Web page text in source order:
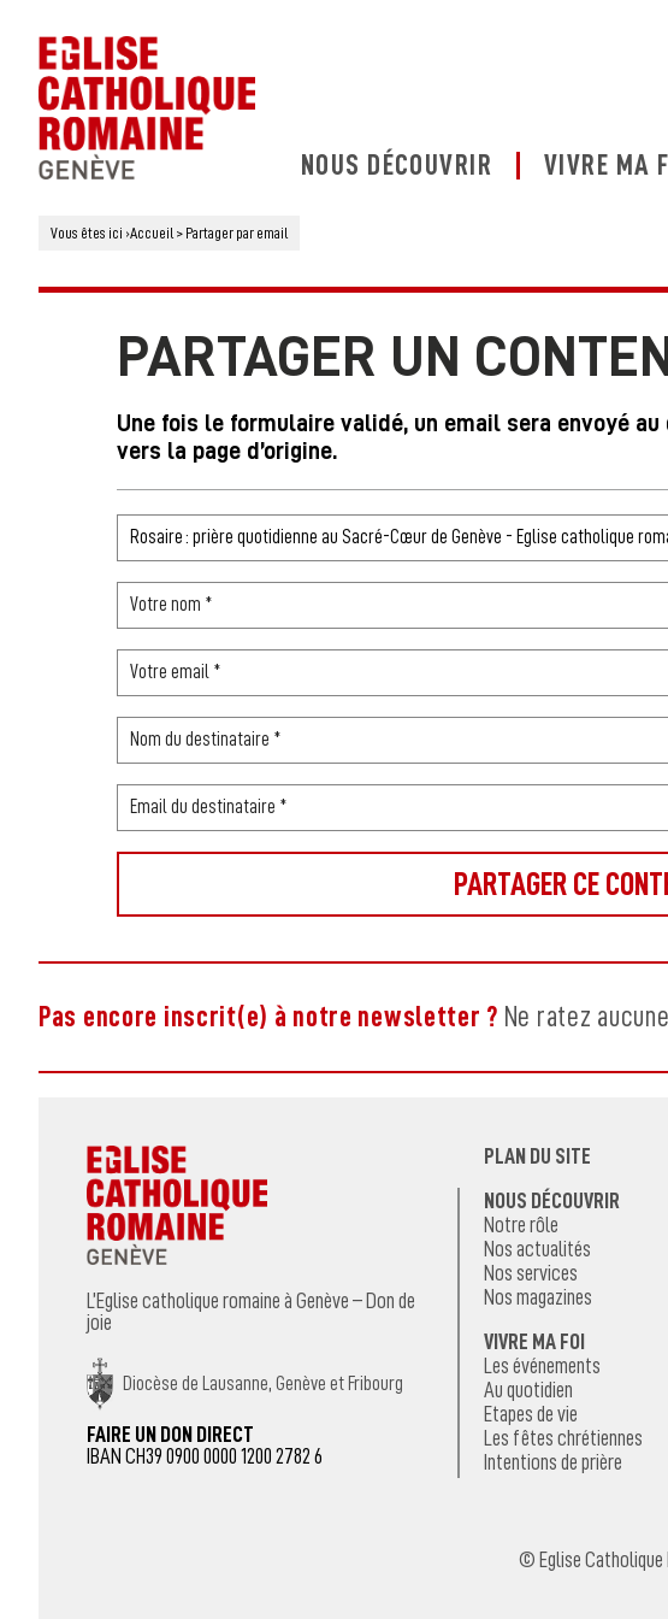
NOUS DÉCOUVRIR VIVRE MA
Vous êtes ici ›Accueil > Partager par email
PARTAGER UN
Une fois le formulaire validé, un email sera envoyé
vers la page d’origine.
Pas encore inscrit(e) à notre newsletter ? Ne ratez
L’Eglise catholique romaine à Genève – Don de
joie
Diocèse de Lausanne, Genève et Fribourg
FAIRE UN DON DIRECT
IBAN CH39 0900 0000 1200 2782 6
PLAN DU SITE
NOUS DÉCOUVRIR
Notre rôle
Nos actualités
Nos services
Nos magazines
VIVRE MA FOI
Les événements
Au quotidien
Etapes de vie
Les fêtes chrétiennes
Intentions de prière
© Eglise Catholique